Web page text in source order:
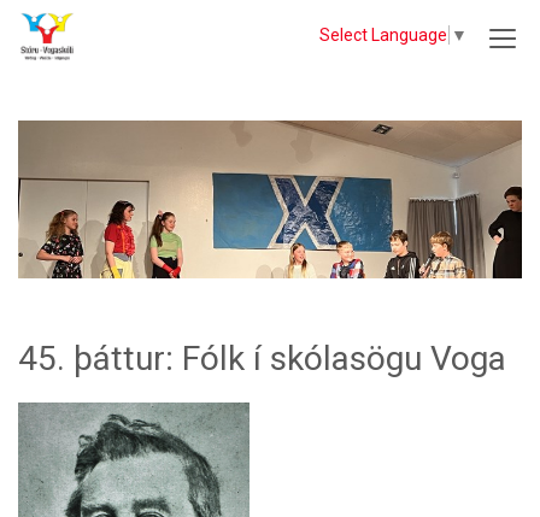
Select Language ▼
45. þáttur: Fólk í skólasögu Voga